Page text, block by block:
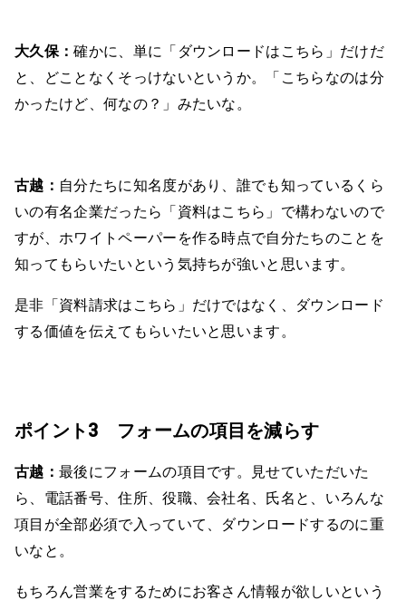
大久保：確かに、単に「ダウンロードはこちら」だけだ
と、どことなくそっけないというか。「こちらなのは分
かったけど、何なの？」みたいな。
古越： 自分たちに知名度があり、誰でも知っているくら
いの有名企業だったら「資料はこちら」で構わないので
すが、ホワイトペーパーを作る時点で自分たちのことを
知ってもらいたいという気持ちが強いと思います。
是非「資料請求はこちら」だけではなく、ダウンロード
する価値を伝えてもらいたいと思います。
ポイント3 フォームの項目を減らす
古越： 最後にフォームの項目です。見せていただいた
ら、電話番号、住所、役職、会社名、氏名と、いろんな
項目が全部必須で入っていて、ダウンロードするのに重
いなと。
もちろん営業をするためにお客さん情報が欲しいという